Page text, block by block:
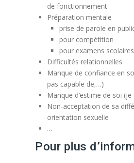
de fonctionnement
Préparation mentale
prise de parole en
pour compétition
pour examens
Difficultés relationnelles
Manque de confiance en
pas capable de,…)
Manque d’estime de soi
Non-acceptation de sa
orientation sexuelle
…
Pour plus